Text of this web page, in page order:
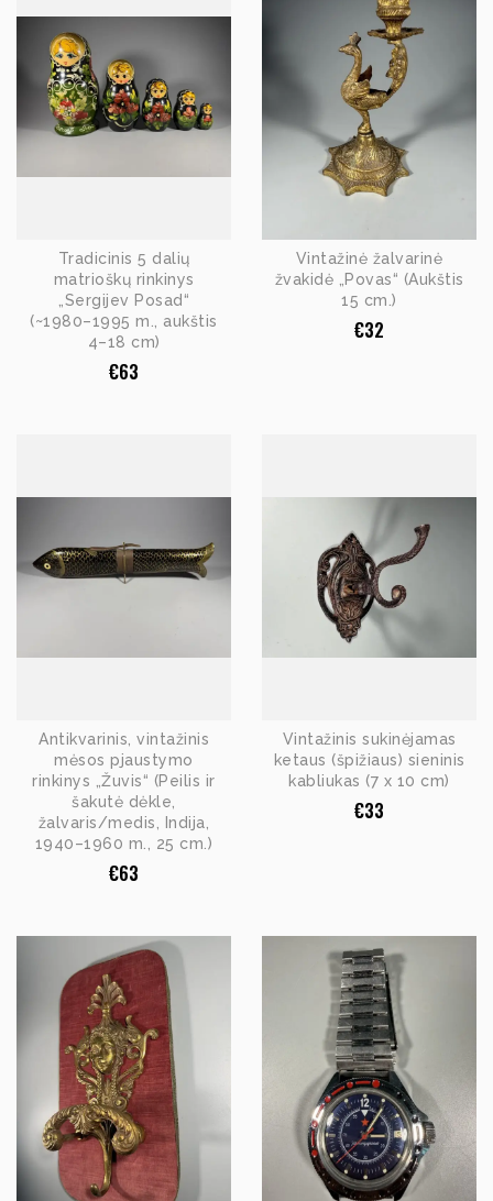
Tradicinis 5 dalių
matrioškų rinkinys
„Sergijev Posad“
(~1980–1995 m., aukštis
4–18 cm)
€63
Vintažinė žalvarinė
žvakidė „Povas“ (Aukštis
15 cm.)
€32
Antikvarinis, vintažinis
mėsos pjaustymo
rinkinys „Žuvis“ (Peilis ir
šakutė dėkle,
žalvaris/medis, Indija,
1940–1960 m., 25 cm.)
€63
Vintažinis sukinėjamas
ketaus (špižiaus) sieninis
kabliukas (7 x 10 cm)
€33